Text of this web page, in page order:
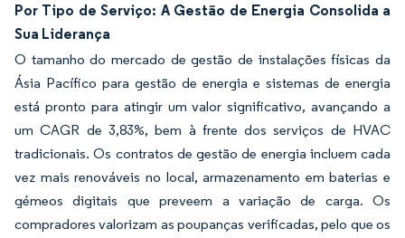
Por Tipo de Serviço: A Gestão de Energia Consolida a
Sua Liderança
O tamanho do mercado de gestão de instalações físicas da
Ásia Pacífico para gestão de energia e sistemas de energia
está pronto para atingir um valor significativo, avançando a
um CAGR de 3,83%, bem à frente dos serviços de HVAC
tradicionais. Os contratos de gestão de energia incluem cada
vez mais renováveis no local, armazenamento em baterias e
gémeos digitais que preveem a variação de carga. Os
compradores valorizam as poupanças verificadas, pelo que os